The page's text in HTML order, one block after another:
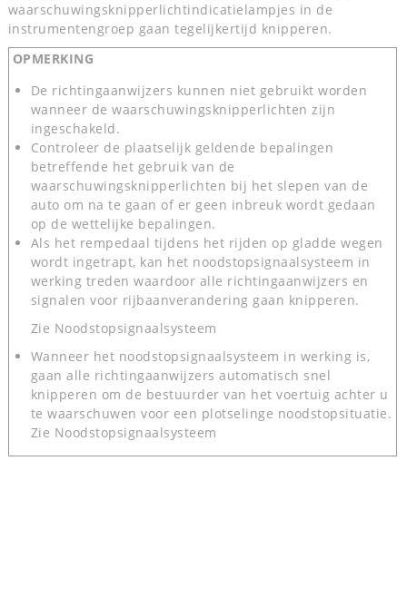
waarschuwingsknipperlichtindicatielampjes in de
instrumentengroep gaan tegelijkertijd knipperen.
OPMERKING
De richtingaanwijzers kunnen niet gebruikt worden
wanneer de waarschuwingsknipperlichten zijn
ingeschakeld.
Controleer de plaatselijk geldende bepalingen
betreffende het gebruik van de
waarschuwingsknipperlichten bij het slepen van de
auto om na te gaan of er geen inbreuk wordt gedaan
op de wettelijke bepalingen.
Als het rempedaal tijdens het rijden op gladde wegen
wordt ingetrapt, kan het noodstopsignaalsysteem in
werking treden waardoor alle richtingaanwijzers en
signalen voor rijbaanverandering gaan knipperen.
Zie Noodstopsignaalsysteem
Wanneer het noodstopsignaalsysteem in werking is,
gaan alle richtingaanwijzers automatisch snel
knipperen om de bestuurder van het voertuig achter u
te waarschuwen voor een plotselinge noodstopsituatie.
Zie Noodstopsignaalsysteem